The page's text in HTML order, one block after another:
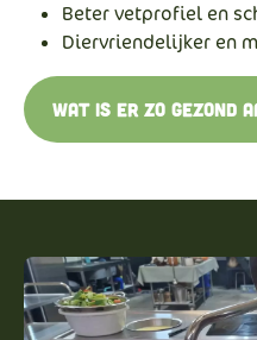
Beter vetprofiel en
Diervriendelijker en
Wat is er zo gezond